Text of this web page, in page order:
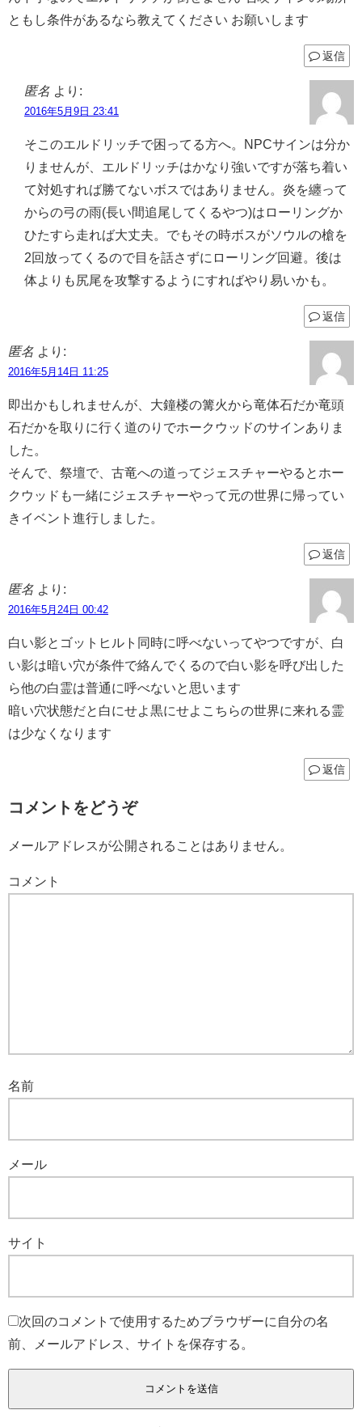
ともし条件があるなら教えてください お願いします
返信
匿名 より:
2016年5月9日 23:41
そこのエルドリッチで困ってる方へ。NPCサインは分か
りませんが、エルドリッチはかなり強いですが落ち着い
て対処すれば勝てないボスではありません。炎を纏って
からの弓の雨(長い間追尾してくるやつ)はローリングか
ひたすら走れば大丈夫。でもその時ボスがソウルの槍を
2回放ってくるので目を話さずにローリング回避。後は
体よりも尻尾を攻撃するようにすればやり易いかも。
返信
匿名 より:
2016年5月14日 11:25
即出かもしれませんが、大鐘楼の篝火から竜体石だか竜頭
石だかを取りに行く道のりでホークウッドのサインありま
した。
そんで、祭壇で、古竜への道ってジェスチャーやるとホー
クウッドも一緒にジェスチャーやって元の世界に帰ってい
きイベント進行しました。
返信
匿名 より:
2016年5月24日 00:42
白い影とゴットヒルト同時に呼べないってやつですが、白
い影は暗い穴が条件で絡んでくるので白い影を呼び出した
ら他の白霊は普通に呼べないと思います
暗い穴状態だと白にせよ黒にせよこちらの世界に来れる霊
は少なくなります
返信
コメントをどうぞ
メールアドレスが公開されることはありません。
コメント
名前
メール
サイト
次回のコメントで使用するためブラウザーに自分の名
前、メールアドレス、サイトを保存する。